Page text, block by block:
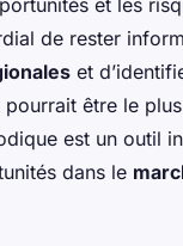
et les
de rester
et
pourrait être le
est un outil
dans le